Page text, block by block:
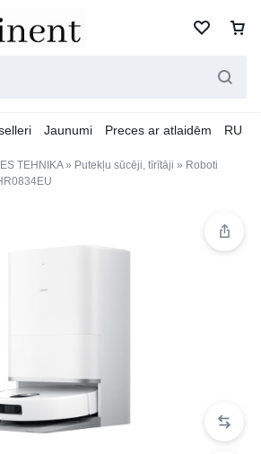
Jaunumi Preces ar atlaidēm RU
TEHNIKA» Putekļu sūcēji, tīrītāji » Roboti